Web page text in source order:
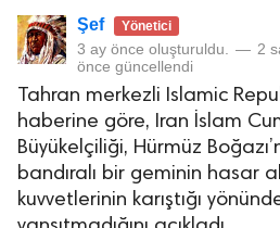
Şef Yönetici
3 ay önce oluşturuldu. — 2
önce güncellendi
Tahran merkezli Islamic
haberine göre, Iran İslam
Büyükelçiliği, Hürmüz
bandıralı bir geminin hasar
kuvvetlerinin karıştığı